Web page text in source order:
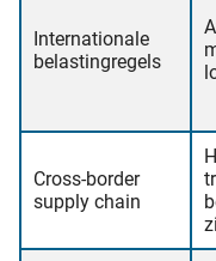
Internationale
belastingregels
Cross-border
supply chain